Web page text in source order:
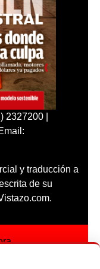
2327200 |
y traducción a
de su